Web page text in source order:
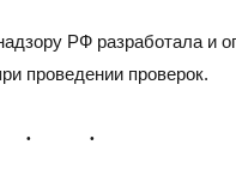
РФ разработала и
проведении проверок.